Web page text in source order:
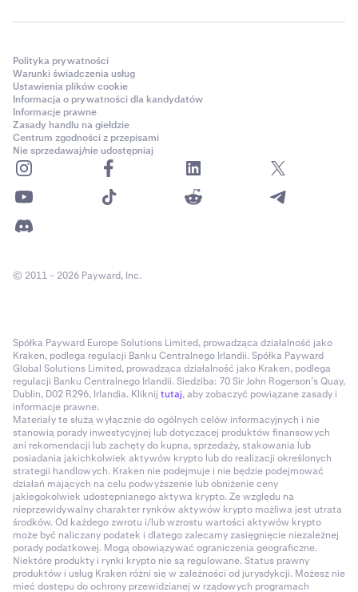
Polityka prywatności
Warunki świadczenia usług
Ustawienia plików cookie
Informacja o prywatności dla kandydatów
Informacje prawne
Zasady handlu na giełdzie
Centrum zgodności z przepisami
Nie sprzedawaj/nie udostępniaj
© 2011 – 2026 Payward, Inc.
Spółka Payward Europe Solutions Limited, prowadząca działalność jako
Kraken, podlega regulacji Banku Centralnego Irlandii. Spółka Payward
Global Solutions Limited, prowadząca działalność jako Kraken, podlega
regulacji Banku Centralnego Irlandii. Siedziba: 70 Sir John Rogerson’s Quay,
Dublin, D02 R296, Irlandia. Kliknij tutaj, aby zobaczyć powiązane zasady i
informacje prawne.
Materiały te służą wyłącznie do ogólnych celów informacyjnych i nie
stanowią porady inwestycyjnej lub dotyczącej produktów finansowych
ani rekomendacji lub zachęty do kupna, sprzedaży, stakowania lub
posiadania jakichkolwiek aktywów krypto lub do realizacji określonych
strategii handlowych. Kraken nie podejmuje i nie będzie podejmować
działań mających na celu podwyższenie lub obniżenie ceny
jakiegokolwiek udostępnianego aktywa krypto. Ze względu na
nieprzewidywalny charakter rynków aktywów krypto możliwa jest utrata
środków. Od każdego zwrotu i/lub wzrostu wartości aktywów krypto
może być naliczany podatek i dlatego zalecamy zasięgnięcie niezależnej
porady podatkowej. Mogą obowiązywać ograniczenia geograficzne.
Niektóre produkty i rynki krypto nie są regulowane. Status prawny
produktów i usług Kraken różni się w zależności od jurysdykcji. Możesz nie
mieć dostępu do ochrony przewidzianej w rządowych programach